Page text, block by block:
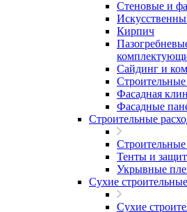
Стеновые и
Кирпич
Сайдинг и
Фасадная
Фасадные
Строительные
Тенты и
Укрывные
Сухие
Сухие